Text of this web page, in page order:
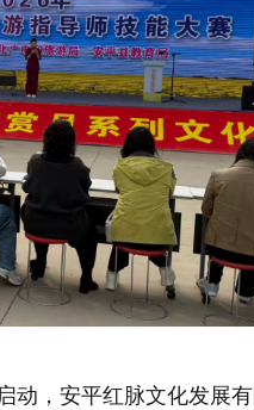
动，安平红脉文化发展